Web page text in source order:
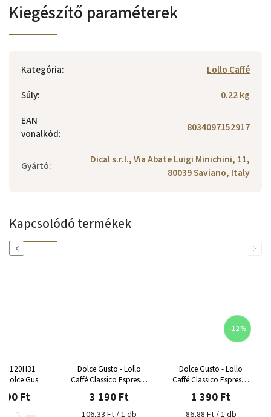
Kiegészítő paraméterek
Kategória:
Lollo Caffé
Súly:
0.22 kg
EAN
vonalkód: 8034097152917
Gyártó:
Dical s.r.l., Via Abate Luigi Minichini, 11,
80039 Saviano, Italy
Kapcsolódó termékek
Previous
Dolce Gusto
piros
Ft
Dolce Gusto - Lollo
Caffé Classico Espresso
kapszula 30 adag
3 190 Ft
106,33 Ft / 1 db
–12 %
Dolce Gusto - Lollo
Caffé Classico Espresso
kapszula 16 adag
1 390 Ft
86,88 Ft / 1 db
Next